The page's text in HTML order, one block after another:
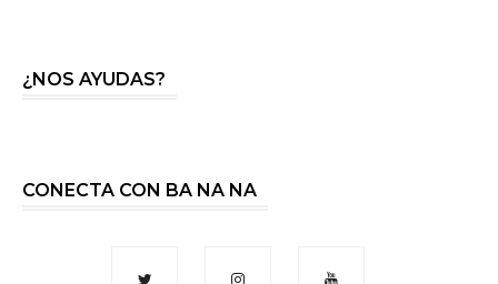
¿NOS AYUDAS?
CONECTA CON BA NA NA